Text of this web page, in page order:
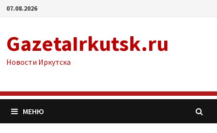
Перейти
07.08.2026
GazetaIrkutsk.ru
Новости Иркутска
МЕНЮ